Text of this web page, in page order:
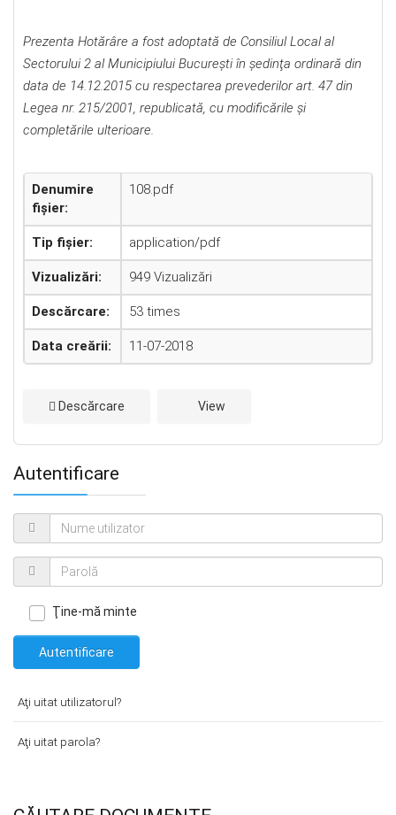
Prezenta Hotărâre a fost adoptată de Consiliul Local al
Sectorului 2 al Municipiului Bucureşti în şedinţa ordinară din
data de 14.12.2015 cu respectarea prevederilor art. 47 din
Legea nr. 215/2001, republicată, cu modificările şi
completările ulterioare.
Denumire
fișier:
108.pdf
Tip fișier: application/pdf
Vizualizări: 949 Vizualizări
Descărcare: 53 times
Data creării: 11-07-2018
Descărcare View
Autentificare
Ţine-mă minte
Autentificare
Aţi uitat utilizatorul?
Aţi uitat parola?